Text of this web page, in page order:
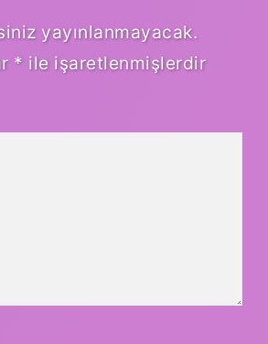
yayınlanmayacak.
* ile işaretlenmişlerdir